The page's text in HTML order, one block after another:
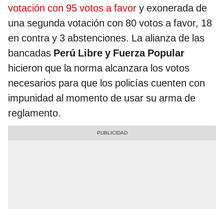
votación con 95 votos a favor y exonerada de
una segunda votación con 80 votos a favor, 18
en contra y 3 abstenciones. La alianza de las
bancadas Perú Libre y Fuerza Popular
hicieron que la norma alcanzara los votos
necesarios para que los policías cuenten con
impunidad al momento de usar su arma de
reglamento.